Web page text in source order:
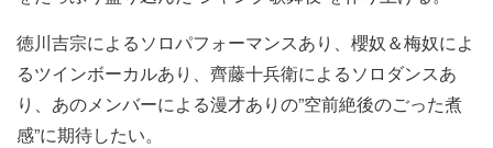
徳川吉宗によるソロパフォーマンスあり、櫻奴＆梅奴によ
るツインボーカルあり、齊藤十兵衛によるソロダンスあ
り、あのメンバーによる漫才ありの”空前絶後のごった煮
感”に期待したい。